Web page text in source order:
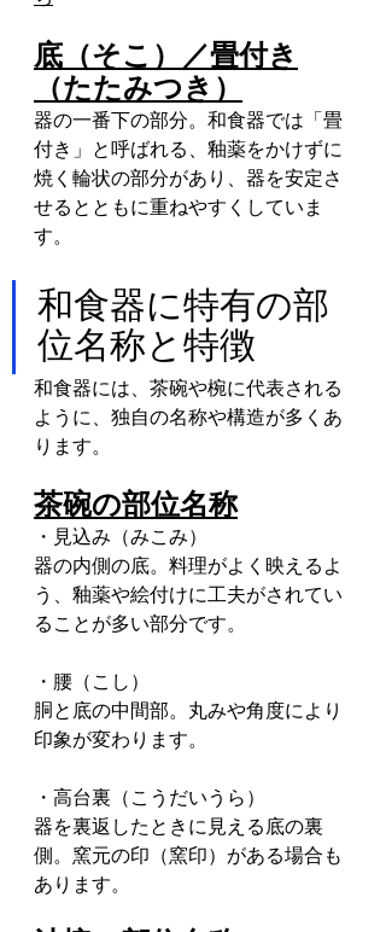
底（そこ）／畳付き
（たたみつき）
器の一番下の部分。和食器では「畳
付き」と呼ばれる、釉薬をかけずに
焼く輪状の部分があり、器を安定さ
せるとともに重ねやすくしていま
す。
和食器に特有の部
位名称と特徴
和食器には、茶碗や椀に代表される
ように、独自の名称や構造が多くあ
ります。
茶碗の部位名称
・見込み（みこみ）
器の内側の底。料理がよく映えるよ
う、釉薬や絵付けに工夫がされてい
ることが多い部分です。
・腰（こし）
胴と底の中間部。丸みや角度により
印象が変わります。
・高台裏（こうだいうら）
器を裏返したときに見える底の裏
側。窯元の印（窯印）がある場合も
あります。